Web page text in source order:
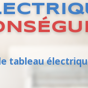
tableau